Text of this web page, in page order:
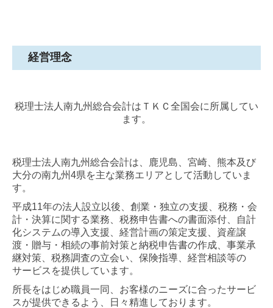
経営理念
税理士法人南九州総合会計はＴＫＣ全国会に所属してい
ます。
税理士法人南九州総合会計は、鹿児島、宮崎、熊本及び
大分の南九州4県を主な業務エリアとして活動していま
す。
平成11年の法人設立以後、創業・独立の支援、税務・会
計・決算に関する業務、税務申告書への書面添付、自計
化システムの導入支援、経営計画の策定支援、資産譲
渡・贈与・相続の事前対策と納税申告書の作成、事業承
継対策、税務調査の立会い、保険指導、経営相談等の
サービスを提供しています。
所長をはじめ職員一同、お客様のニーズに合ったサービ
スが提供できるよう、日々精進しております。